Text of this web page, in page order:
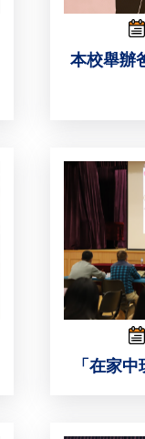
本校舉辦
「在家